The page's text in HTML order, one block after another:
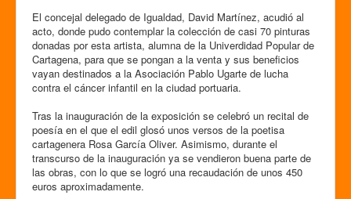
El concejal delegado de Igualdad, David Martínez, acudió al
acto, donde pudo contemplar la colección de casi 70 pinturas
donadas por esta artista, alumna de la Univerdidad Popular de
Cartagena, para que se pongan a la venta y sus beneficios
vayan destinados a la Asociación Pablo Ugarte de lucha
contra el cáncer infantil en la ciudad portuaria.
Tras la inauguración de la exposición se celebró un recital de
poesía en el que el edil glosó unos versos de la poetisa
cartagenera Rosa García Oliver. Asimismo, durante el
transcurso de la inauguración ya se vendieron buena parte de
las obras, con lo que se logró una recaudación de unos 450
euros aproximadamente.